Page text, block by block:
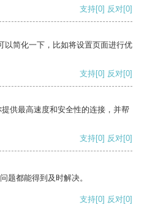
支持[0] 反对[0]
以简化一下，比如将设置页面进行优
支持[0] 反对[0]
供最高速度和安全性的连接，并帮
支持[0] 反对[0]
题都能得到及时解决。
支持[0] 反对[0]